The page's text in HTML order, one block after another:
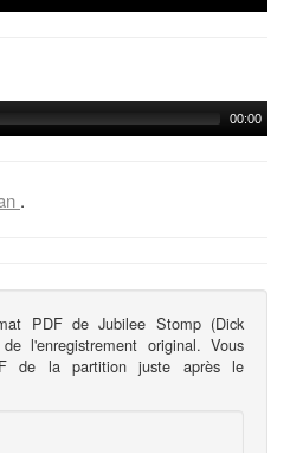
00:00
.
PDF de Jubilee Stomp (Dick
l'enregistrement original. Vous
de la partition juste après le